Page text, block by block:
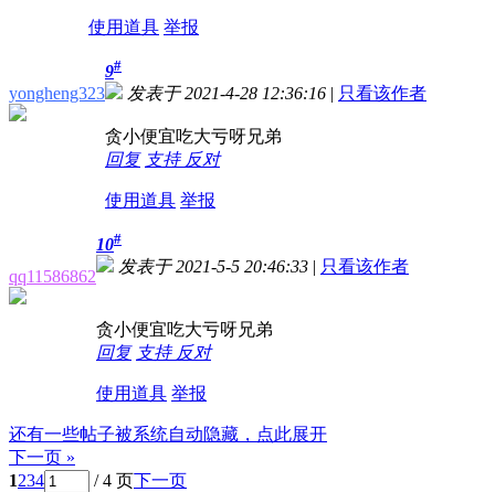
使用道具 举报
yongheng323
9#
发表于 2021-4-28 12:36:16 | 只看该作者
贪小便宜吃大亏呀兄弟
回复 支持 反对
使用道具 举报
qq11586862
10#
发表于 2021-5-5 20:46:33 | 只看该作者
贪小便宜吃大亏呀兄弟
回复 支持 反对
使用道具 举报
还有一些帖子被系统自动隐藏，点此展开
下一页 »
1234 / 4 页下一页